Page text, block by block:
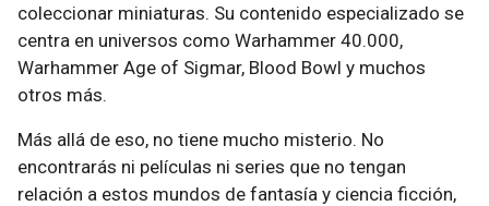
coleccionar miniaturas. Su contenido especializado se
centra en universos como Warhammer 40.000,
Warhammer Age of Sigmar, Blood Bowl y muchos
otros más.
Más allá de eso, no tiene mucho misterio. No
encontrarás ni películas ni series que no tengan
relación a estos mundos de fantasía y ciencia ficción,